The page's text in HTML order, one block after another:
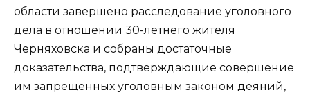
области завершено расследование уголовного
дела в отношении 30-летнего жителя
Черняховска и собраны достаточные
доказательства, подтверждающие совершение
им запрещенных уголовным законом деяний,